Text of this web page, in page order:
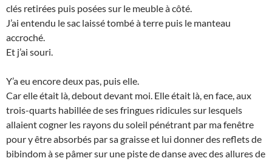
clés retirées puis posées sur le meuble à côté.
J’ai entendu le sac laissé tombé à terre puis le manteau
accroché.
Et j’ai souri.
Y’a eu encore deux pas, puis elle.
Car elle était là, debout devant moi. Elle était là, en face, aux
trois-quarts habillée de ses fringues ridicules sur lesquels
allaient cogner les rayons du soleil pénétrant par ma fenêtre
pour y être absorbés par sa graisse et lui donner des reflets de
bibindom à se pâmer sur une piste de danse avec des allures de